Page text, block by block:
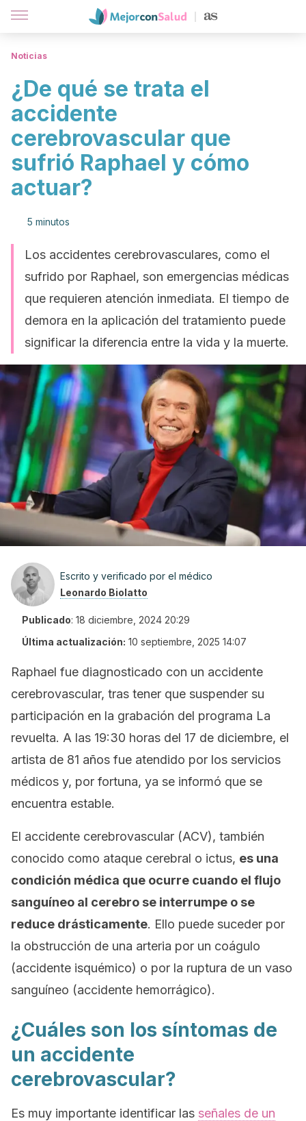
Noticias
¿De qué se trata el
accidente
cerebrovascular que
sufrió Raphael y cómo
actuar?
5 minutos
Los accidentes cerebrovasculares, como el
sufrido por Raphael, son emergencias médicas
que requieren atención inmediata. El tiempo de
demora en la aplicación del tratamiento puede
significar la diferencia entre la vida y la muerte.
Escrito y verificado por el médico
Leonardo Biolatto
Publicado: 18 diciembre, 2024 20:29
Última actualización: 10 septiembre, 2025 14:07
Raphael fue diagnosticado con un accidente
cerebrovascular, tras tener que suspender su
participación en la grabación del programa La
revuelta. A las 19:30 horas del 17 de diciembre, el
artista de 81 años fue atendido por los servicios
médicos y, por fortuna, ya se informó que se
encuentra estable.
El accidente cerebrovascular (ACV), también
conocido como ataque cerebral o ictus, es una
condición médica que ocurre cuando el flujo
sanguíneo al cerebro se interrumpe o se
reduce drásticamente. Ello puede suceder por
la obstrucción de una arteria por un coágulo
(accidente isquémico) o por la ruptura de un vaso
sanguíneo (accidente hemorrágico).
¿Cuáles son los síntomas de
un accidente
cerebrovascular?
Es muy importante identificar las señales de un